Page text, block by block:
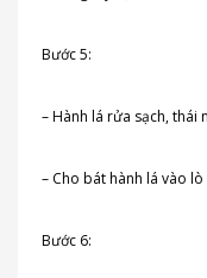
Bước 5:
– Hành lá rửa sạch, thái
– Cho bát hành lá vào
Bước 6: